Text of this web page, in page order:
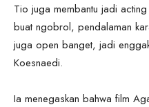
Tio juga membantu jadi
buat ngobrol, pendalaman
juga open banget, jadi
Koesnaedi.
Ia menegaskan bahwa film